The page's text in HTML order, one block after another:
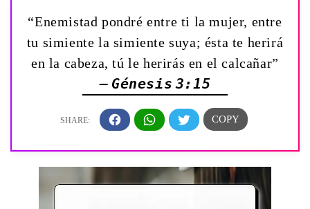
“Enemistad pondré entre ti la mujer, entre
tu simiente la simiente suya; ésta te herirá
en la cabeza, tú le herirás en el calcañar”
— Génesis 3:15